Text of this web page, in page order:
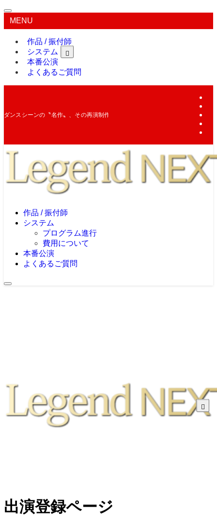
MENU
作品 / 振付師
システム
本番公演
よくあるご質問
ダンスシーンの〝名作〟、その再演制作を通して 作品表現を学ぶ唯一無二の育
作品 / 振付師
システム
プログラム進行
費用について
本番公演
よくあるご質問
出演登録ページ